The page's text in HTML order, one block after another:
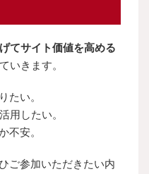
てサイト価値を高める
いきます。
たい。
用したい。
不安。
ご参加いただきたい内